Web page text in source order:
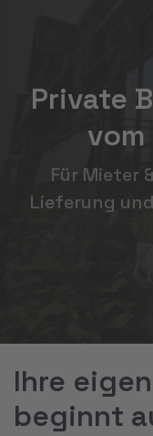
Private
Für Mieter
Lieferung
Ihre
beginnt